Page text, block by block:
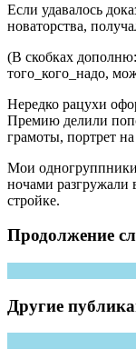
Если удавалось
новаторства,
(В скобках
того_кого_надо,
Нередко рацухи
Премию делили
грамоты, портрет
Мои
ночами разгружали
стройке.
Продолжение
Другие